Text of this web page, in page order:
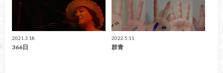
2021.3.18
366日
2022.5.11
群青